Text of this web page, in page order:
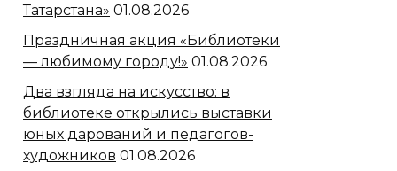
Татарстана» 01.08.2026
Праздничная акция «Библиотеки
— любимому городу!» 01.08.2026
Два взгляда на искусство: в
библиотеке открылись выставки
юных дарований и педагогов-
художников 01.08.2026